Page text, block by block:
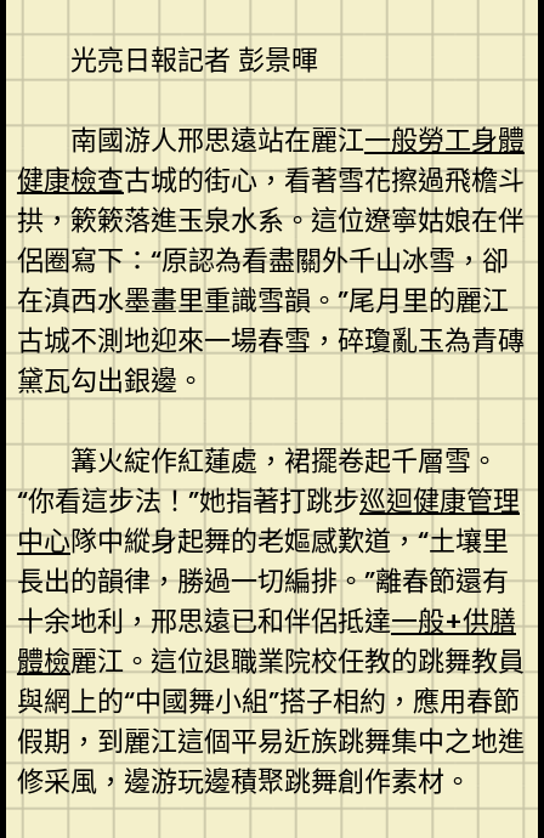
光亮日報記者 彭景暉
南國游人邢思遠站在麗江一般勞工身體
健康檢查古城的街心，看著雪花擦過飛檐斗
拱，簌簌落進玉泉水系。這位遼寧姑娘在伴
侶圈寫下：“原認為看盡關外千山冰雪，卻
在滇西水墨畫里重識雪韻。”尾月里的麗江
古城不測地迎來一場春雪，碎瓊亂玉為青磚
黛瓦勾出銀邊。
篝火綻作紅蓮處，裙擺卷起千層雪。
“你看這步法！”她指著打跳步巡迴健康管理
中心隊中縱身起舞的老嫗感歎道，“土壤里
長出的韻律，勝過一切編排。”離春節還有
十余地利，邢思遠已和伴侶抵達一般+供膳
體檢麗江。這位退職業院校任教的跳舞教員
與網上的“中國舞小組”搭子相約，應用春節
假期，到麗江這個平易近族跳舞集中之地進
修采風，邊游玩邊積聚跳舞創作素材。